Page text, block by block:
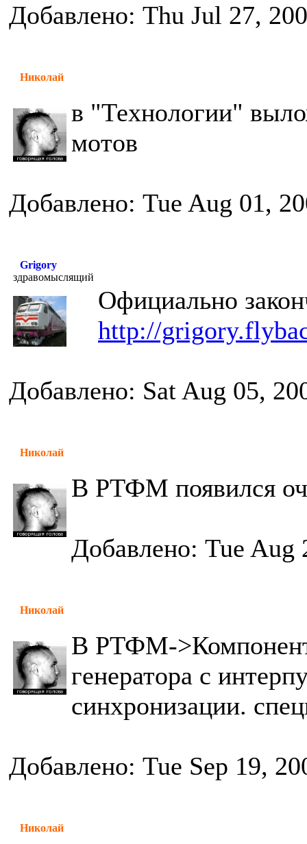
Добавлено: Thu Jul 27,
Николай
в "Технологии"
мотов
Добавлено: Tue Aug 01,
Grigory
здравомыслящий
Официально
http://
Добавлено: Sat Aug 05,
Николай
В РТФМ появился
Добавлено: Tue Aug
Николай
В РТФМ-
генератора с
синхронизации.
Добавлено: Tue Sep 19,
Николай